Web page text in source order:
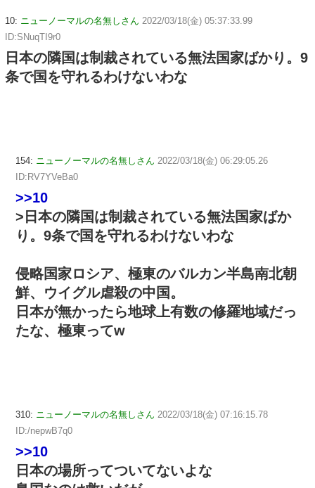
10: ニューノーマルの名無しさん 2022/03/18(金) 05:37:33.99
ID:SNuqTI9r0
日本の隣国は制裁されている無法国家ばかり。9
条で国を守れるわけないわな
154: ニューノーマルの名無しさん 2022/03/18(金) 06:29:05.26
ID:RV7YVeBa0
>>10
>日本の隣国は制裁されている無法国家ばか
り。9条で国を守れるわけないわな
侵略国家ロシア、極東のバルカン半島南北朝
鮮、ウイグル虐殺の中国。
日本が無かったら地球上有数の修羅地域だっ
たな、極東ってw
310: ニューノーマルの名無しさん 2022/03/18(金) 07:16:15.78
ID:/nepwB7q0
>>10
日本の場所ってついてないよな